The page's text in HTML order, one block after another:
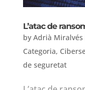
L’atac de
by Adrià Miralvés
Categoria,
de seguretat